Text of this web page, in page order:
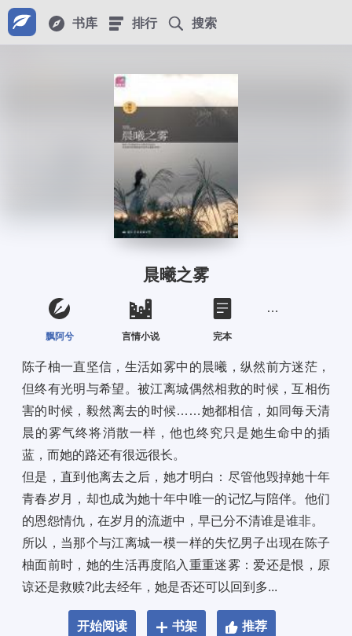
书库 排行 搜索
晨曦之雾
飘阿兮 言情小说 完本
陈子柚一直坚信，生活如雾中的晨曦，纵然前方迷茫，
但终有光明与希望。被江离城偶然相救的时候，互相伤
害的时候，毅然离去的时候……她都相信，如同每天清
晨的雾气终将消散一样，他也终究只是她生命中的插
蓝，而她的路还有很远很长。
但是，直到他离去之后，她才明白：尽管他毁掉她十年
青春岁月，却也成为她十年中唯一的记忆与陪伴。他们
的恩怨情仇，在岁月的流逝中，早已分不清谁是谁非。
所以，当那个与江离城一模一样的失忆男子出现在陈子
柚面前时，她的生活再度陷入重重迷雾：爱还是恨，原
谅还是救赎?此去经年，她是否还可以回到多...
开始阅读 书架 推荐